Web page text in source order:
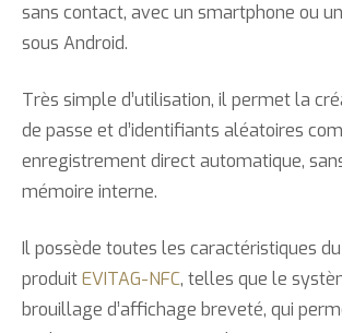
sans contact, avec un smartphone ou
sous Android.
Très simple d’utilisation, il permet la
de passe et d’identifiants aléatoires
enregistrement direct automatique,
mémoire interne.
Il possède toutes les caractéristiques du
produitEVITAG-NFC, telles que le
brouillage d’affichage breveté, qui